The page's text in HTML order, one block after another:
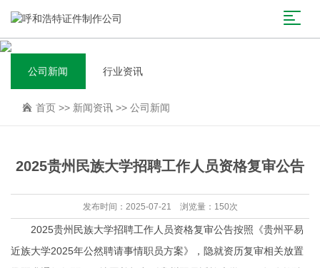
公司新闻 行业资讯
首页 >> 新闻资讯 >> 公司新闻
2025贵州民族大学招聘工作人员资格复审公告
发布时间：2025-07-21 浏览量：150次
2025贵州民族大学招聘工作人员资格复审公告按照《贵州平易
近族大学2025年公然聘请事情职员方案》，隐就资历复审相关放置